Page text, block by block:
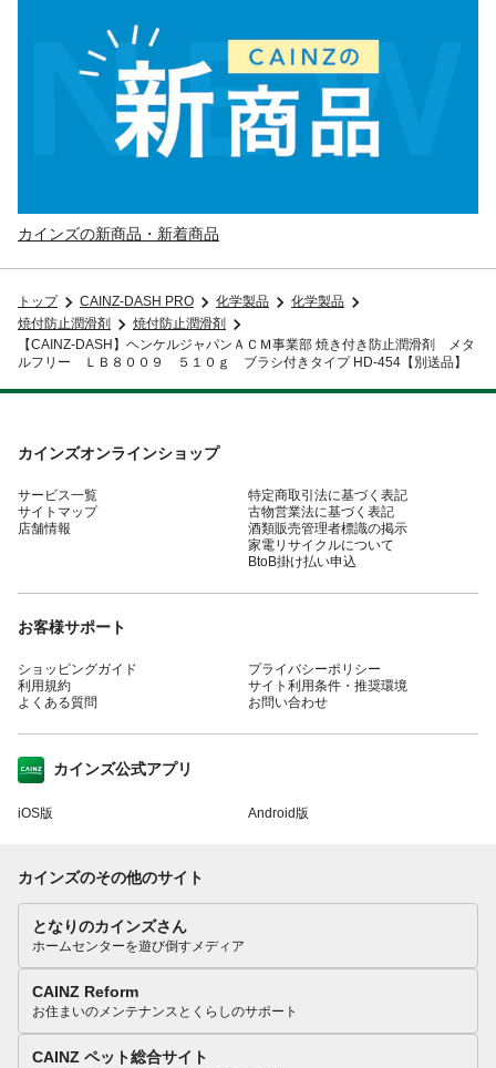
カインズの新商品・新着商品
トップ CAINZ-DASH PRO 化学製品
化学製品
焼付防止潤滑剤
焼付防止潤滑剤
【CAINZ-DASH】ヘンケルジャパンＡＣＭ事業部 焼き付き防止潤滑剤 メタ
ルフリー ＬＢ８００９ ５１０ｇ ブラシ付きタイプ HD-454【別送品】
カインズオンラインショップ
サービス一覧
サイトマップ
店舗情報
特定商取引法に基づく表記
古物営業法に基づく表記
酒類販売管理者標識の掲示
家電リサイクルについて
BtoB掛け払い申込
お客様サポート
ショッピングガイド
利用規約
よくある質問
プライバシーポリシー
サイト利用条件・推奨環境
お問い合わせ
カインズ公式アプリ
iOS版 Android版
カインズのその他のサイト
となりのカインズさん
ホームセンターを遊び倒すメディア
CAINZ Reform
お住まいのメンテナンスとくらしのサポート
CAINZ ペット総合サイト